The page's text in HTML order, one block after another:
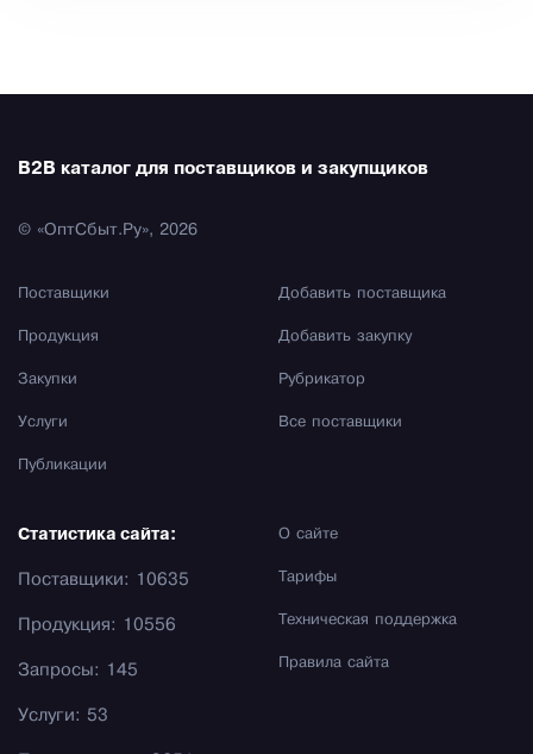
B2B каталог для поставщиков и закупщиков
© «ОптСбыт.Ру», 2026
Поставщики
Продукция
Закупки
Услуги
Публикации
Добавить поставщика
Добавить закупку
Рубрикатор
Все поставщики
О сайте
Тарифы
Техническая поддержка
Правила сайта
Статистика сайта:
Поставщики: 10635
Продукция: 10556
Запросы: 145
Услуги: 53